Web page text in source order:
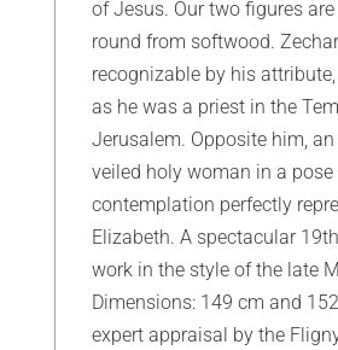
of Jesus. Our two figures
round from softwood.
recognizable by his attribute,
as he was a priest in the
Jerusalem. Opposite him, an
veiled holy woman in a pose
contemplation perfectly
Elizabeth. A spectacular
work in the style of the late
Dimensions: 149 cm and
expert appraisal by the